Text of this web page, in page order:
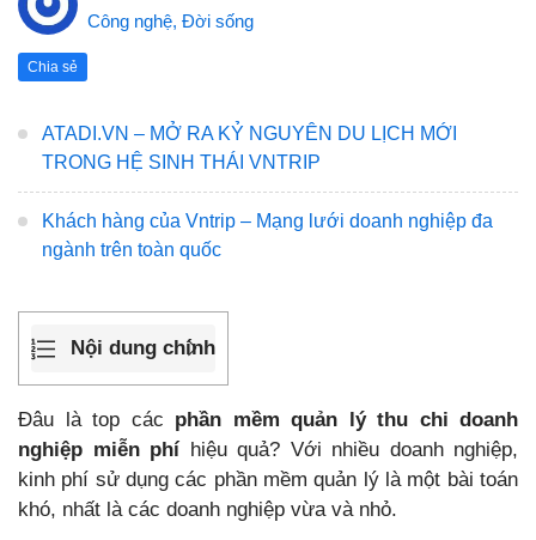
Công nghệ, Đời sống
Chia sẻ
ATADI.VN – MỞ RA KỶ NGUYÊN DU LỊCH MỚI
TRONG HỆ SINH THÁI VNTRIP
Khách hàng của Vntrip – Mạng lưới doanh nghiệp đa
ngành trên toàn quốc
Nội dung chính
Đâu là top các phần mềm quản lý thu chi doanh
nghiệp miễn phí hiệu quả? Với nhiều doanh nghiệp,
kinh phí sử dụng các phần mềm quản lý là một bài toán
khó, nhất là các doanh nghiệp vừa và nhỏ.